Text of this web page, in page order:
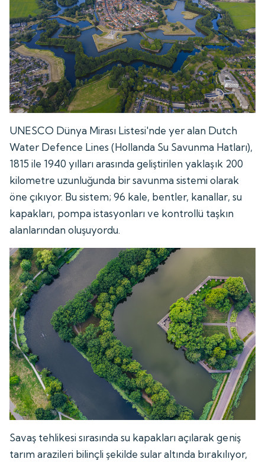
UNESCO Dünya Mirası Listesi'nde yer alan Dutch
Water Defence Lines (Hollanda Su Savunma Hatları),
1815 ile 1940 yılları arasında geliştirilen yaklaşık 200
kilometre uzunluğunda bir savunma sistemi olarak
öne çıkıyor. Bu sistem; 96 kale, bentler, kanallar, su
kapakları, pompa istasyonları ve kontrollü taşkın
alanlarından oluşuyordu.
Savaş tehlikesi sırasında su kapakları açılarak geniş
tarım arazileri bilinçli şekilde sular altında bırakılıyor,